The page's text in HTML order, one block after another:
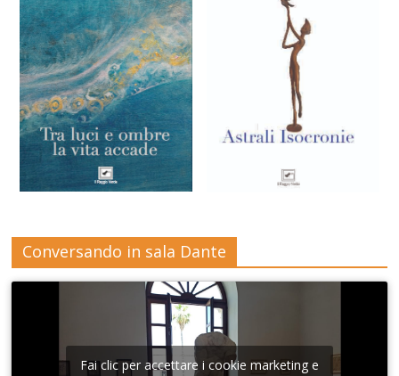
Conversando in sala Dante
Fai clic per accettare i cookie marketing e